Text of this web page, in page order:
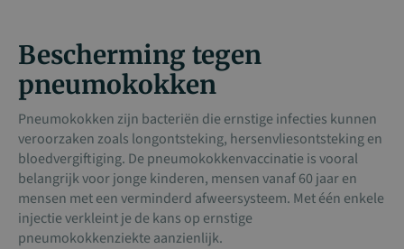
Bescherming tegen
pneumokokken
Pneumokokken zijn bacteriën die ernstige infecties kunnen
veroorzaken zoals longontsteking, hersenvliesontsteking en
bloedvergiftiging. De pneumokokkenvaccinatie is vooral
belangrijk voor jonge kinderen, mensen vanaf 60 jaar en
mensen met een verminderd afweersysteem. Met één enkele
injectie verkleint je de kans op ernstige
pneumokokkenziekte aanzienlijk.